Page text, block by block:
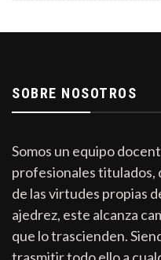
SOBRE NOSOTROS
Somos un equipo
profesionales titulados,
de las virtudes propias
ajedrez, este alcanza
que lo trascienden.